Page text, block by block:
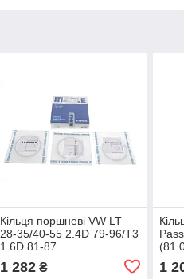
Кільця поршневі VW LT
28-35/40-55 2.4D 79-96/T3
1.6D 81-87
(77.51mm/+1.0) (1.75-2-3)
MAHLE 029 55 N2 UA62
1 282₴ 1